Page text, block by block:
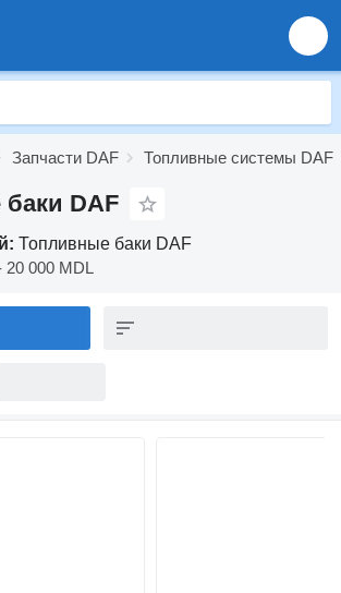
Запчасти DAF Топливные системы DAF
DAF
Топливные баки DAF
20 000 MDL